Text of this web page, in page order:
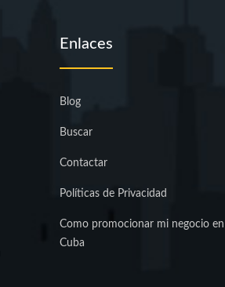
Enlaces
Blog
Buscar
Contactar
Políticas de Privacidad
Como promocionar mi negocio en
Cuba